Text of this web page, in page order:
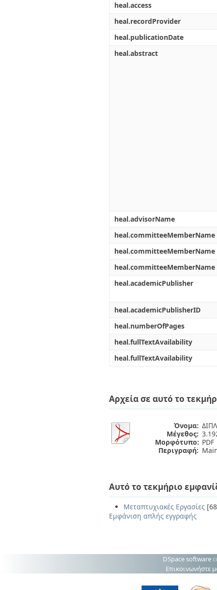
heal.access
heal.recordProvider
heal.publicationDate
heal.abstract
heal.advisorName
heal.committeeMemberName
heal.committeeMemberName
heal.committeeMemberName
heal.academicPublisher
heal.academicPublisherID
heal.numberOfPages
heal.fullTextAvailability
heal.fullTextAvailability
Αρχεία σε αυτό το
Όνομα:
Μέγεθος:
Μορφότυπο: PDF
Περιγραφή:
Αυτό το τεκμήριο
Μεταπτυχιακές Εργασίες
Εμφάνιση απλής εγγραφής
DSpace software
Επικοινωνήστε